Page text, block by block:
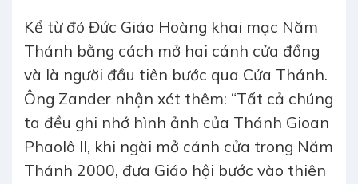
Kể từ đó Đức Giáo Hoàng khai mạc Năm
Thánh bằng cách mở hai cánh cửa đồng
và là người đầu tiên bước qua Cửa Thánh.
Ông Zander nhận xét thêm: “Tất cả chúng
ta đều ghi nhớ hình ảnh của Thánh Gioan
Phaolô II, khi ngài mở cánh cửa trong Năm
Thánh 2000, đưa Giáo hội bước vào thiên